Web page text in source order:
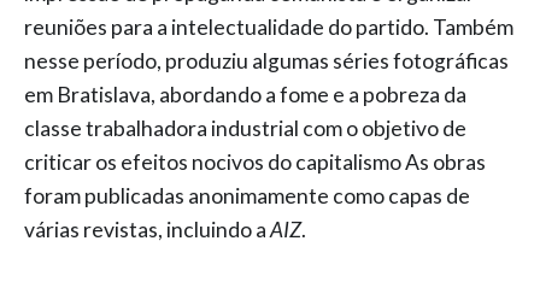
reuniões para a intelectualidade do partido. Também
nesse período, produziu algumas séries fotográficas
em Bratislava, abordando a fome e a pobreza da
classe trabalhadora industrial com o objetivo de
criticar os efeitos nocivos do capitalismo As obras
foram publicadas anonimamente como capas de
várias revistas, incluindo aAIZ.